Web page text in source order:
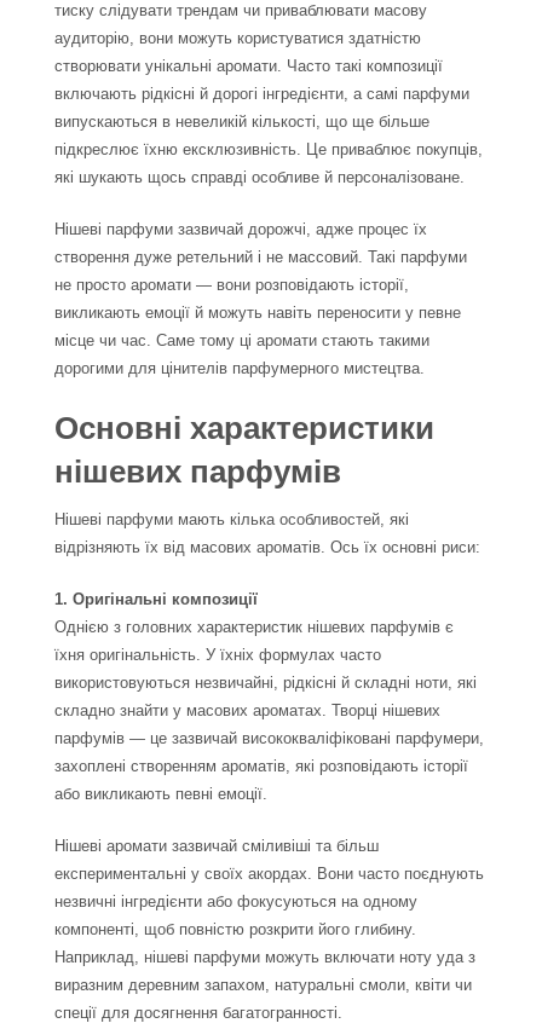
тиску слідувати трендам чи приваблювати масову
аудиторію, вони можуть користуватися здатністю
створювати унікальні аромати. Часто такі композиції
включають рідкісні й дорогі інгредієнти, а самі парфуми
випускаються в невеликій кількості, що ще більше
підкреслює їхню ексклюзивність. Це приваблює покупців,
які шукають щось справді особливе й персоналізоване.
Нішеві парфуми зазвичай дорожчі, адже процес їх
створення дуже ретельний і не массовий. Такі парфуми
не просто аромати — вони розповідають історії,
викликають емоції й можуть навіть переносити у певне
місце чи час. Саме тому ці аромати стають такими
дорогими для цінителів парфумерного мистецтва.
Основні характеристики
нішевих парфумів
Нішеві парфуми мають кілька особливостей, які
відрізняють їх від масових ароматів. Ось їх основні риси:
1. Оригінальні композиції
Однією з головних характеристик нішевих парфумів є
їхня оригінальність. У їхніх формулах часто
використовуються незвичайні, рідкісні й складні ноти, які
складно знайти у масових ароматах. Творці нішевих
парфумів — це зазвичай висококваліфіковані парфумери,
захоплені створенням ароматів, які розповідають історії
або викликають певні емоції.
Нішеві аромати зазвичай сміливіші та більш
експериментальні у своїх акордах. Вони часто поєднують
незвичні інгредієнти або фокусуються на одному
компоненті, щоб повністю розкрити його глибину.
Наприклад, нішеві парфуми можуть включати ноту уда з
виразним деревним запахом, натуральні смоли, квіти чи
спеції для досягнення багатогранності.